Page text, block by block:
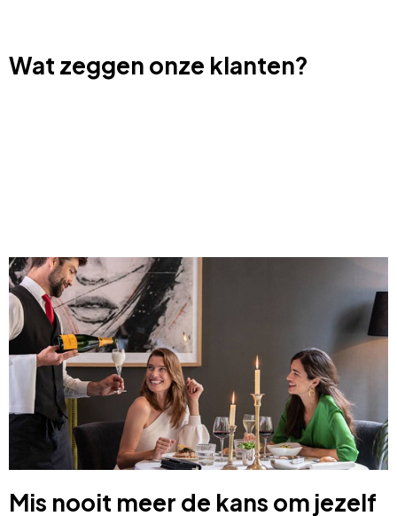
Wat zeggen onze klanten?
Mis nooit meer de kans om jezelf